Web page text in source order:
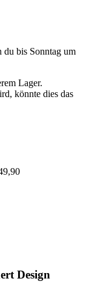
du bis Sonntag um
Lager.
könnte dies das
Design